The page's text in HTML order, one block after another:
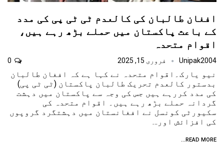
افغان طالبان کی کالعدم ٹی ٹی پی کی مدد
کے باعث پاکستان میں حملے بڑھ رہے ہیں،
اقوام متحدہ
Unipak2004 فروری 15, 2025
نیو یارک۔اقوام متحدہ نے کہا ہے کہ افغان طالبان
بدستور کالعدم تحریک طالبان پاکستان (ٹی ٹی پی)
کی مدد کررہے ہیں جس کی وجہ سے پاکستان میں دہشت
گردانہ حملے بڑھ رہے ہیں۔ اقوام متحدہ کی
سکیورٹی کونسل نے افغانستان میں دہشتگرد گروپوں
کی افزائش اور…
READ MORE...